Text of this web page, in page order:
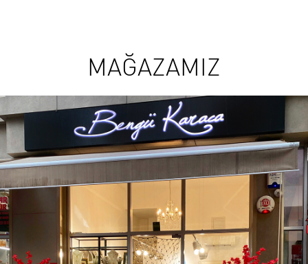
MAĞAZAMIZ